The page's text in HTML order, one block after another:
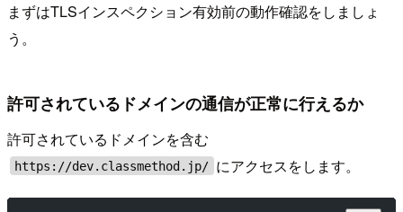
まずはTLSインスペクション有効前の動作確認をしましょ
う。
許可されているドメインの通信が正常に行えるか
許可されているドメインを含む
https://dev.classmethod.jp/ にアクセスをします。